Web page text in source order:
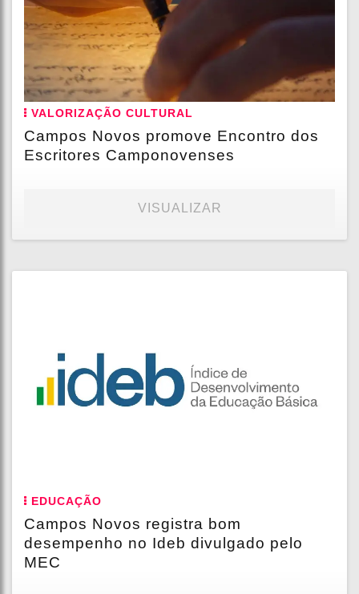
VALORIZAÇÃO CULTURAL
Campos Novos promove Encontro dos
Escritores Camponovenses
VISUALIZAR
EDUCAÇÃO
Campos Novos registra bom
desempenho no Ideb divulgado pelo
MEC